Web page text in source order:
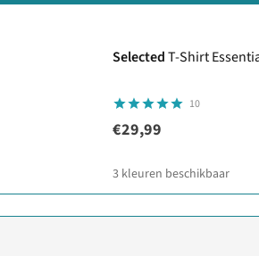
SelectedT-Shirt
10
€29,99
3 kleuren beschikbaar